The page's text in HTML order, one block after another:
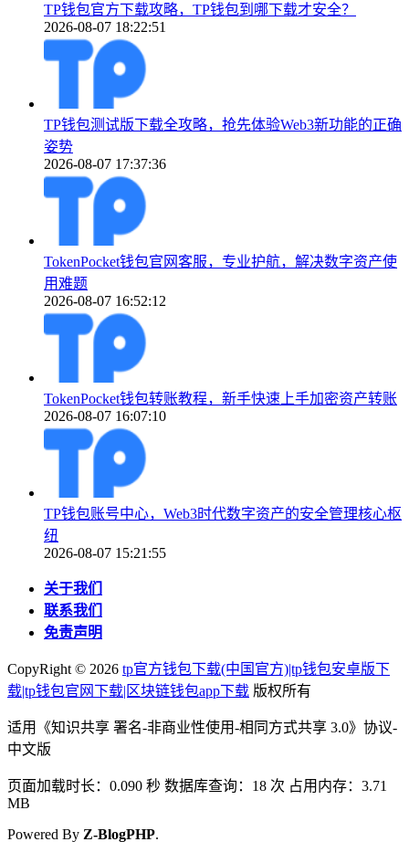
TP钱包官方下载攻略，TP钱包到哪下载才安全？
2026-08-07 18:22:51
TP钱包测试版下载全攻略，抢先体验Web3新功能的正确
姿势
2026-08-07 17:37:36
TokenPocket钱包官网客服，专业护航，解决数字资产使
用难题
2026-08-07 16:52:12
TokenPocket钱包转账教程，新手快速上手加密资产转账
2026-08-07 16:07:10
TP钱包账号中心，Web3时代数字资产的安全管理核心枢
纽
2026-08-07 15:21:55
关于我们
联系我们
免责声明
CopyRight © 2026 tp官方钱包下载(中国官方)|tp钱包安卓版下
载|tp钱包官网下载|区块链钱包app下载 版权所有
适用《知识共享 署名-非商业性使用-相同方式共享 3.0》协议-
中文版
页面加载时长：0.090 秒 数据库查询：18 次 占用内存：3.71
MB
Powered By Z-BlogPHP.